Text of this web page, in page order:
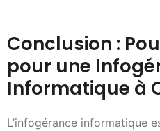
Conclusion :
pour une
Informatique à
L’infogérance informatique